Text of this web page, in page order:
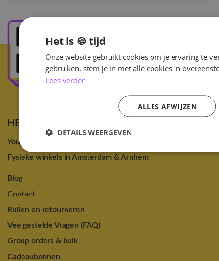
HEY!HALLYU
Your Kpop Store in Europe!
Fysieke winkels in Amsterdam & Arnhem
Blog
Contact
Ruilen en retourneren
Veelgestelde Vragen (FAQ)
Group orders & bulk
Cadeaubonnen
Het is 🍪 tijd
Onze website gebruikt cookies om je ervaring te
gebruiken, stem je in met alle cookies in
Lees verder
ALLES AFWIJZEN
DETAILS WEERGEVEN